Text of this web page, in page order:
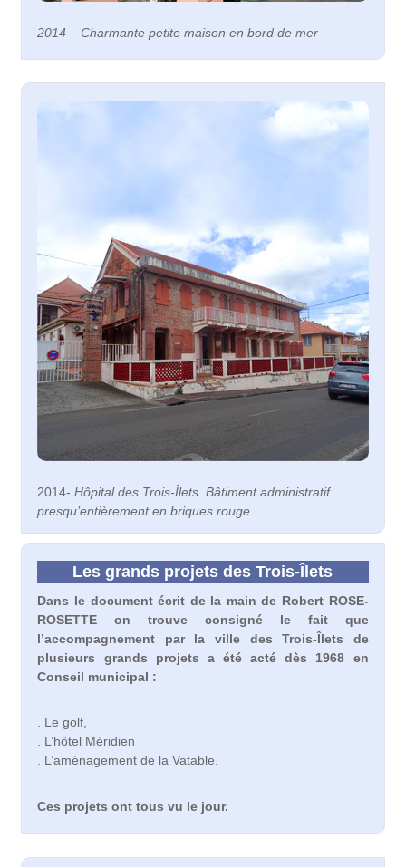
2014 – Charmante petite maison en bord de mer
2014-Hôpital des Trois-Îlets. Bâtiment administratif
presqu’entièrement en briques rouge
Les grands projets des Trois-Îlets
Dans le document écrit de la main de Robert ROSE-
ROSETTE on trouve consigné le fait que
l’accompagnement par la ville des Trois-Îlets de
plusieurs grands projets a été acté dès 1968 en
Conseil municipal :
. Le golf,
. L’hôtel Méridien
. L’aménagement de la Vatable.
Ces projets ont tous vu le jour.